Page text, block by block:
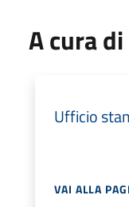
A cura di
Ufficio
VAI ALLA